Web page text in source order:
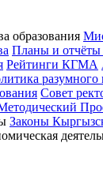
образования
Планы и отчёты
Рейтинги КГМА
разумного
Совет
Законы